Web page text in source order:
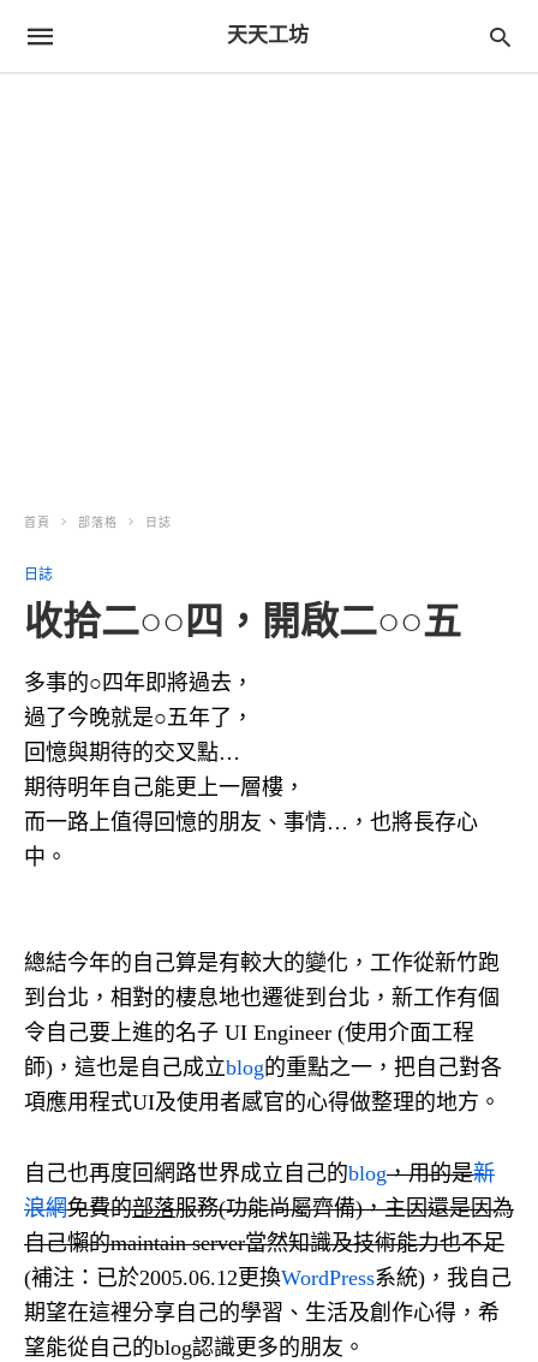
天天工坊
首頁 部落格 日誌
日誌
收拾二○○四，開啟二○○五
多事的○四年即將過去，
過了今晚就是○五年了，
回憶與期待的交叉點…
期待明年自己能更上一層樓，
而一路上值得回憶的朋友、事情…，也將長存心
中。
總結今年的自己算是有較大的變化，工作從新竹跑
到台北，相對的棲息地也遷徙到台北，新工作有個
令自己要上進的名子 UI Engineer (使用介面工程
師)，這也是自己成立blog的重點之一，把自己對各
項應用程式UI及使用者感官的心得做整理的地方。
自己也再度回網路世界成立自己的blog，用的是新
浪網免費的部落服務(功能尚屬齊備)，主因還是因為
自己懶的maintain server當然知識及技術能力也不足
(補注：已於2005.06.12更換WordPress系統)，我自己
期望在這裡分享自己的學習、生活及創作心得，希
望能從自己的blog認識更多的朋友。